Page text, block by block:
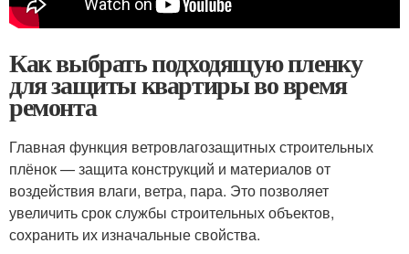
Как выбрать подходящую пленку
для защиты квартиры во время
ремонта
Главная функция ветровлагозащитных строительных
плёнок — защита конструкций и материалов от
воздействия влаги, ветра, пара. Это позволяет
увеличить срок службы строительных объектов,
сохранить их изначальные свойства.